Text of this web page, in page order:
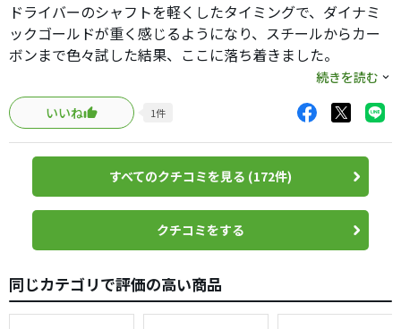
ドライバーのシャフトを軽くしたタイミングで、ダイナミ
ックゴールドが重く感じるようになり、スチールからカー
ボンまで色々試した結果、ここに落ち着きました。
昔は苦手意識があり、避けていたのが嘘の様です。
今はXとSの刺さったアイアンセットを気分で使い分けてい
ますが、Rも良いかもと思っています。
続きを読む
いいね
1件
すべてのクチコミを見る (172件)
クチコミをする
同じカテゴリで評価の高い商品